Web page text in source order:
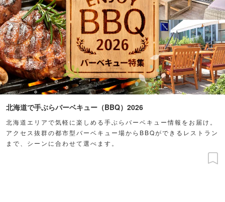
北海道で手ぶらバーベキュー（BBQ）2026
北海道エリアで気軽に楽しめる手ぶらバーベキュー情報をお届け。
アクセス抜群の都市型バーベキュー場からBBQができるレストラン
まで、シーンに合わせて選べます。